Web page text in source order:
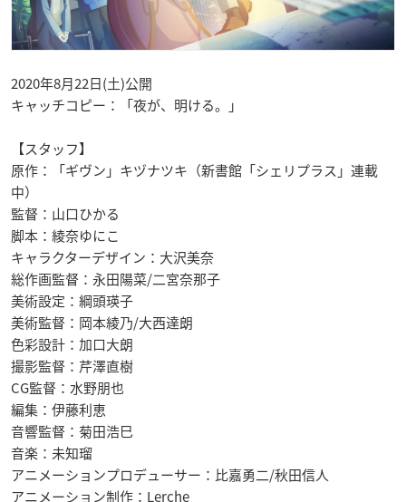
2020年8月22日(土)公開
キャッチコピー：「夜が、明ける。」
【スタッフ】
原作：「ギヴン」キヅナツキ（新書館「シェリプラス」連載
中）
監督：山口ひかる
脚本：綾奈ゆにこ
キャラクターデザイン：大沢美奈
総作画監督：永田陽菜/二宮奈那子
美術設定：綱頭瑛子
美術監督：岡本綾乃/大西達朗
色彩設計：加口大朗
撮影監督：芹澤直樹
CG監督：水野朋也
編集：伊藤利恵
音響監督：菊田浩巳
音楽：未知瑠
アニメーションプロデューサー：比嘉勇二/秋田信人
アニメーション制作：Lerche